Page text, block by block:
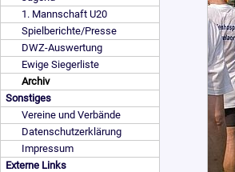
1. Mannschaft U20
Spielberichte/Presse
DWZ-Auswertung
Ewige Siegerliste
Archiv
Sonstiges
Vereine und Verbände
Datenschutzerklärung
Impressum
Externe Links